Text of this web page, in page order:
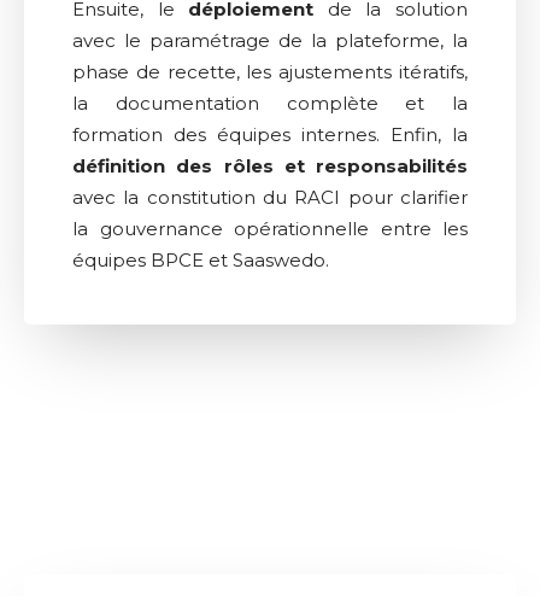
Ensuite, le déploiement de la solution
avec le paramétrage de la plateforme, la
phase de recette, les ajustements itératifs,
la documentation complète et la
formation des équipes internes. Enfin, la
définition des rôles et responsabilités
avec la constitution du RACI pour clarifier
la gouvernance opérationnelle entre les
équipes BPCE et Saaswedo.